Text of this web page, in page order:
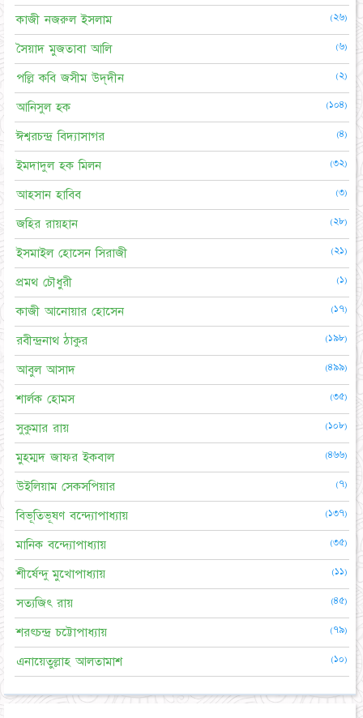
কাজী নজরুল ইসলাম (২৬)
সৈয়াদ মুজতাবা আলি (৬)
পল্লি কবি জসীম উদ্‌দীন (২)
আনিসুল হক (১০৪)
ঈশ্বরচন্দ্র বিদ্যাসাগর (৪)
ইমদাদুল হক মিলন (৩২)
আহসান হাবিব (৩)
জহির রায়হান (২৮)
ইসমাইল হোসেন সিরাজী (২১)
প্রমথ চৌধুরী (১)
কাজী আনোয়ার হোসেন (১৭)
রবীন্দ্রনাথ ঠাকুর (১৯৮)
আবুল আসাদ (৪৯৯)
শার্লক হোমস (৩৫)
সুকুমার রায় (১০৮)
মুহম্মদ জাফর ইকবাল (৪৬৬)
উইলিয়াম সেকসপিয়ার (৭)
বিভূতিভূষণ বন্দ্যোপাধ্যায় (১৩৭)
মানিক বন্দ্যোপাধ্যায় (৩৫)
শীর্ষেন্দু মুখোপাধ্যায় (১১)
সত্যজিৎ রায় (৪৫)
শরৎচন্দ্র চট্টোপাধ্যায় (৭৯)
এনায়েতুল্লাহ আলতামাশ (১০)